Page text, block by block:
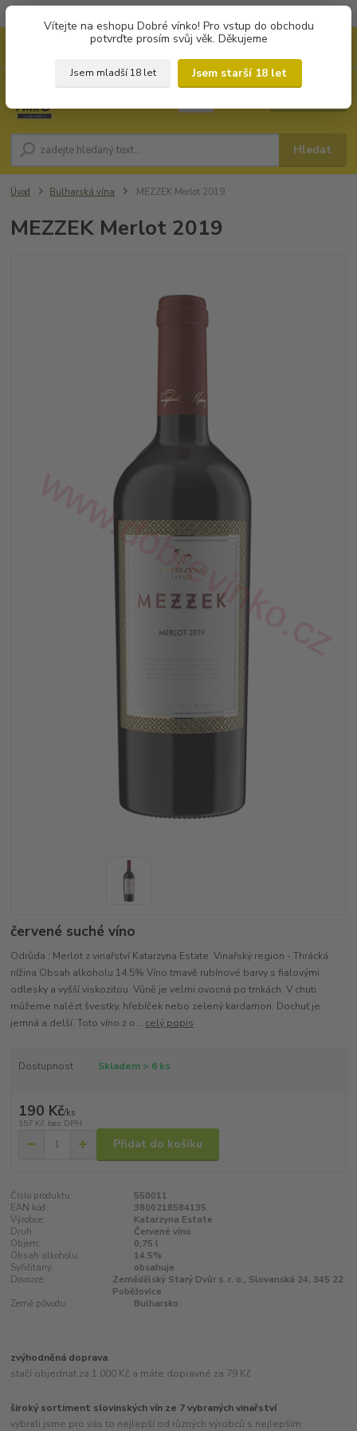
Vítejte na eshopu Dobré vínko! Pro vstup do obchodu
potvrďte prosím svůj věk. Děkujeme
Jsem mladší 18 let
Jsem starší 18 let
Hledat
Úvod Bulharská vína MEZZEK Merlot 2019
MEZZEK Merlot 2019
červené suché víno
Odrůda : Merlot z vinařství Katarzyna Estate Vinařský region - Thrácká
nížina Obsah alkoholu 14,5% Víno tmavě rubínové barvy s fialovými
odlesky a vyšší viskozitou. Vůně je velmi ovocná po trnkách. V chuti
můžeme nalézt švestky, hřebíček nebo zelený kardamon. Dochuť je
jemná a delší. Toto víno z o... celý popis
Dostupnost Skladem > 6 ks
190 Kč/ks
157 Kč bez DPH
Přidat do košíku
Číslo produktu:
550011
EAN kód:
3800218584135
Výrobce:
Katarzyna Estate
Druh:
Červené víno
Objem:
0,75 l
Obsah alkoholu:
14,5%
Syřičitany:
obsahuje
Dovozce:
Zemědělský Starý Dvůr s. r. o., Slovanská 24, 345 22
Poběžovice
Země původu:
Bulharsko
zvýhodněná doprava
stačí objednat za 1.000 Kč a máte dopravné za 79 Kč
široký sortiment slovinských vín ze 7 vybraných vinařství
vybrali jsme pro vás to nejlepší od různých výrobců s nejlepším